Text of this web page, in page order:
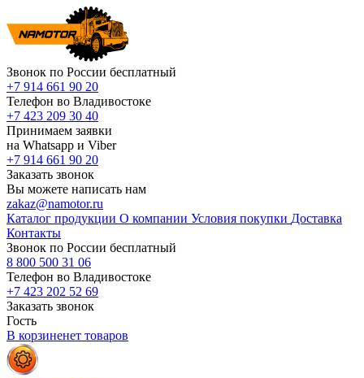
Звонок по России бесплатный
+7 914 661 90 20
Телефон во Владивостоке
+7 423 209 30 40
Принимаем заявки
на Whatsapp и Viber
+7 914 661 90 20
Заказать звонок
Вы можете написать нам
zakaz@namotor.ru
Каталог продукции О компании Условия покупки Доставка
Контакты
Звонок по России бесплатный
8 800 500 31 06
Телефон во Владивостоке
+7 423 202 52 69
Заказать звонок
Гость
В корзиненет товаров